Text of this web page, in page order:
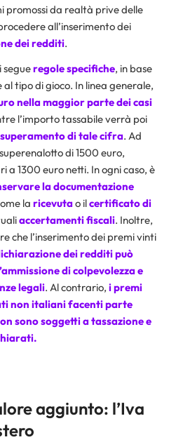
promossi da realtà prive delle
all’inserimento dei
deiredditi.
segueregole specifiche, in base
tipo di gioco. In linea generale,
nella maggior parte dei casi
l’importo tassabile verrà poi
di tale cifra. Ad
di 1500 euro,
a 1300 euro netti. In ogni caso, è
la documentazione
la ricevutao ilcertificato di
accertamenti fiscali. Inoltre,
che l’inserimento dei premi vinti
dei redditi può
dicolpevolezza e
legali. Al contrario, i premi
non italiani facenti parte
sono soggetti a tassazione e
aggiunto: l’Iva